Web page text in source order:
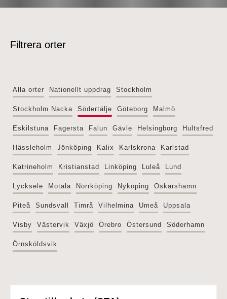
Filtrera orter
Alla orter Nationellt uppdrag Stockholm
Stockholm Nacka Södertälje Göteborg Malmö
Eskilstuna Fagersta Falun Gävle Helsingborg Hultsfred
Hässleholm Jönköping Kalix Karlskrona Karlstad
Katrineholm Kristianstad Linköping Luleå Lund
Lycksele Motala Norrköping Nyköping Oskarshamn
Piteå Sundsvall Timrå Vilhelmina Umeå Uppsala
Visby Västervik Växjö Örebro Östersund Söderhamn
Örnsköldsvik